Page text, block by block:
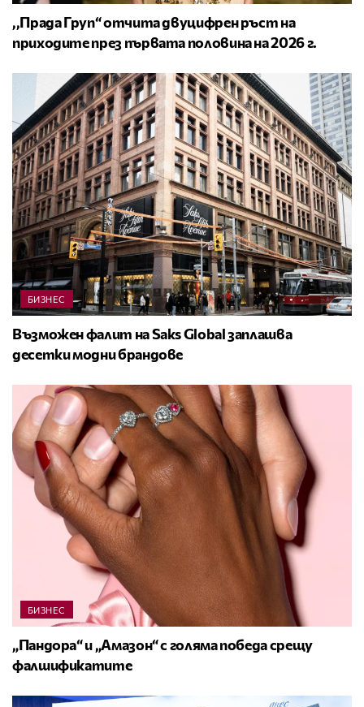
,,Прада Груп“ отчита двуцифрен ръст на
приходите през първата половина на 2026 г.
БИЗНЕС
Възможен фалит на Saks Global заплашва
десетки модни брандове
БИЗНЕС
„Пандора“ и „Амазон“ с голяма победа срещу
фалшификатите